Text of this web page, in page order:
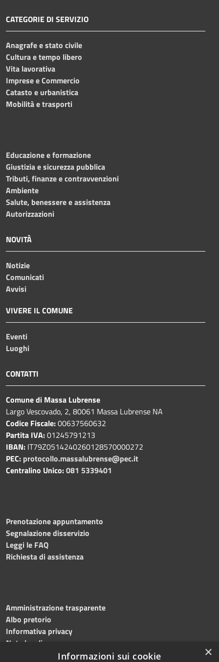
CATEGORIE DI SERVIZIO
Anagrafe e stato civile
Cultura e tempo libero
Vita lavorativa
Imprese e Commercio
Catasto e urbanistica
Mobilità e trasporti
Educazione e formazione
Giustizia e sicurezza pubblica
Tributi, finanze e contravvenzioni
Ambiente
Salute, benessere e assistenza
Autorizzazioni
NOVITÀ
Notizie
Comunicati
Avvisi
VIVERE IL COMUNE
Eventi
Luoghi
CONTATTI
Comune di Massa Lubrense
Largo Vescovado, 2, 80061 Massa Lubrense NA
Codice Fiscale:00637560632
Partita IVA:01245791213
IBAN: IT79Z0514240260128570000272
PEC: protocollo.massalubrense@pec.it
Centralino Unico:081 5339401
Prenotazione appuntamento
Segnalazione disservizio
Leggi le FAQ
Richiesta di assistenza
Amministrazione trasparente
Albo pretorio
Informativa privacy
Note legali
Dichiarazione di accessibilità
×
Informazioni sui cookie